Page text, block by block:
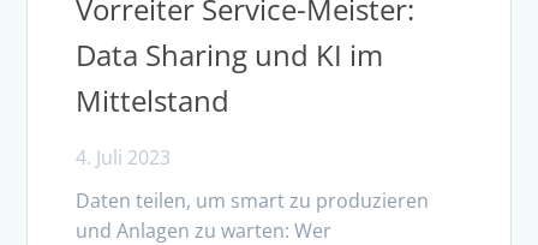
Vorreiter Service-Meister:
Data Sharing und KI im
Mittelstand
4. Juli 2023
Daten teilen, um smart zu produzieren
und Anlagen zu warten: Wer